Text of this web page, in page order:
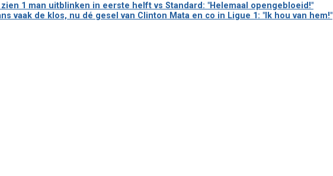
zien 1 man uitblinken in eerste helft vs Standard: "Helemaal opengebloeid!"
vaak de klos, nu dé gesel van Clinton Mata en co in Ligue 1: "Ik hou van hem!"